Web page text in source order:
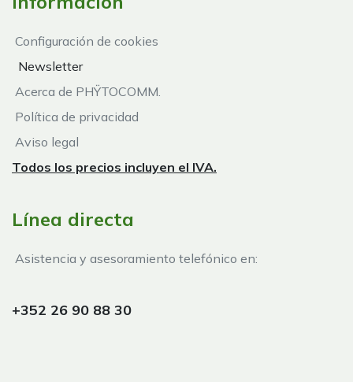
Configuración de cookies
Newsletter
Acerca de PHŸTOCOMM.
Política de privacidad
Aviso legal
Todos los precios incluyen el IVA.
Línea directa
Asistencia y asesoramiento telefónico en:
+352 26 90 88 30